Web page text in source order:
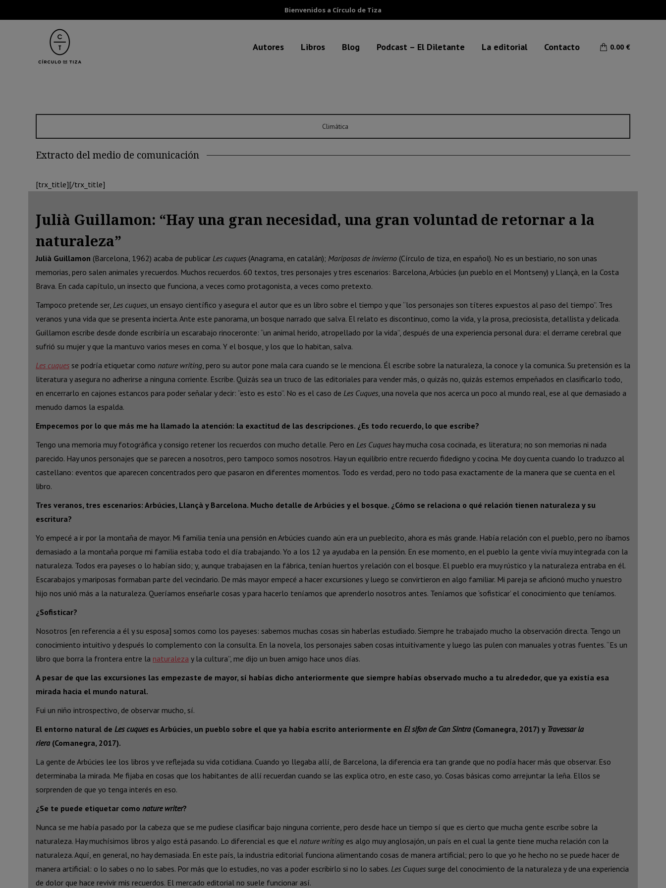
Bienvenidos a Círculo de Tiza
Autores Libros Blog Podcast – El Diletante La editorial Contacto 0.00 €
Climática
Extracto del medio de comunicación
[trx_title][/trx_title]
Julià Guillamon: “Hay una gran necesidad, una gran voluntad de retornar a la
naturaleza”
Julià Guillamon (Barcelona, 1962) acaba de publicar Les cuques (Anagrama, en catalán); Mariposas de invierno (Círculo de tiza, en español). No es un bestiario, no son unas
memorias, pero salen animales y recuerdos. Muchos recuerdos. 60 textos, tres personajes y tres escenarios: Barcelona, Arbúcies (un pueblo en el Montseny) y Llançà, en la Costa
Brava. En cada capítulo, un insecto que funciona, a veces como protagonista, a veces como pretexto.
Tampoco pretende ser, Les cuques , un ensayo científico y asegura el autor que es un libro sobre el tiempo y que “los personajes son títeres expuestos al paso del tiempo”. Tres
veranos y una vida que se presenta incierta. Ante este panorama, un bosque narrado que salva. El relato es discontinuo, como la vida, y la prosa, preciosista, detallista y delicada.
Guillamon escribe desde donde escribiría un escarabajo rinoceronte: “un animal herido, atropellado por la vida”, después de una experiencia personal dura: el derrame cerebral que
sufrió su mujer y que la mantuvo varios meses en coma. Y el bosque, y los que lo habitan, salva.
Les cuques se podría etiquetar como nature writing , pero su autor pone mala cara cuando se le menciona. Él escribe sobre la naturaleza, la conoce y la comunica. Su pretensión es la
literatura y asegura no adherirse a ninguna corriente. Escribe. Quizás sea un truco de las editoriales para vender más, o quizás no, quizás estemos empeñados en clasificarlo todo,
en encerrarlo en cajones estancos para poder señalar y decir: “esto es esto”. No es el caso de Les Cuques , una novela que nos acerca un poco al mundo real, ese al que demasiado a
menudo damos la espalda.
Empecemos por lo que más me ha llamado la atención: la exactitud de las descripciones. ¿Es todo recuerdo, lo que escribe?
Tengo una memoria muy fotográfica y consigo retener los recuerdos con mucho detalle. Pero en Les Cuques hay mucha cosa cocinada, es literatura; no son memorias ni nada
parecido. Hay unos personajes que se parecen a nosotros, pero tampoco somos nosotros. Hay un equilibrio entre recuerdo fidedigno y cocina. Me doy cuenta cuando lo traduzco al
castellano: eventos que aparecen concentrados pero que pasaron en diferentes momentos. Todo es verdad, pero no todo pasa exactamente de la manera que se cuenta en el
libro.
Tres veranos, tres escenarios: Arbúcies, Llançà y Barcelona. Mucho detalle de Arbúcies y el bosque. ¿Cómo se relaciona o qué relación tienen naturaleza y su
escritura?
Yo empecé a ir por la montaña de mayor. Mi familia tenía una pensión en Arbúcies cuando aún era un pueblecito, ahora es más grande. Había relación con el pueblo, pero no íbamos
demasiado a la montaña porque mi familia estaba todo el día trabajando. Yo a los 12 ya ayudaba en la pensión. En ese momento, en el pueblo la gente vivía muy integrada con la
naturaleza. Todos era payeses o lo habían sido; y, aunque trabajasen en la fábrica, tenían huertos y relación con el bosque. El pueblo era muy rústico y la naturaleza entraba en él.
Escarabajos y mariposas formaban parte del vecindario. De más mayor empecé a hacer excursiones y luego se convirtieron en algo familiar. Mi pareja se aficionó mucho y nuestro
hijo nos unió más a la naturaleza. Queríamos enseñarle cosas y para hacerlo teníamos que aprenderlo nosotros antes. Teníamos que ‘sofisticar’ el conocimiento que teníamos.
¿Sofisticar?
Nosotros [en referencia a él y su esposa] somos como los payeses: sabemos muchas cosas sin haberlas estudiado. Siempre he trabajado mucho la observación directa. Tengo un
conocimiento intuitivo y después lo complemento con la consulta. En la novela, los personajes saben cosas intuitivamente y luego las pulen con manuales y otras fuentes. “Es un
libro que borra la frontera entre la naturaleza y la cultura”, me dijo un buen amigo hace unos días.
A pesar de que las excursiones las empezaste de mayor, sí habías dicho anteriormente que siempre habías observado mucho a tu alrededor, que ya existía esa
mirada hacia el mundo natural.
Fui un niño introspectivo, de observar mucho, sí.
El entorno natural de Les cuqueses Arbúcies, un pueblo sobre el que ya había escrito anteriormente en El sifon de Can Sintra (Comanegra, 2017) y Travessar la
riera (Comanegra, 2017).
La gente de Arbúcies lee los libros y ve reflejada su vida cotidiana. Cuando yo llegaba allí, de Barcelona, la diferencia era tan grande que no podía hacer más que observar. Eso
determinaba la mirada. Me fijaba en cosas que los habitantes de allí recuerdan cuando se las explica otro, en este caso, yo. Cosas básicas como arrejuntar la leña. Ellos se
sorprenden de que yo tenga interés en eso.
¿Se te puede etiquetar como nature writer?
Nunca se me había pasado por la cabeza que se me pudiese clasificar bajo ninguna corriente, pero desde hace un tiempo sí que es cierto que mucha gente escribe sobre la
naturaleza. Hay muchísimos libros y algo está pasando. Lo diferencial es que el nature writing es algo muy anglosajón, un país en el cual la gente tiene mucha relación con la
naturaleza. Aquí, en general, no hay demasiada. En este país, la industria editorial funciona alimentando cosas de manera artificial; pero lo que yo he hecho no se puede hacer de
manera artificial: o lo sabes o no lo sabes. Por más que lo estudies, no vas a poder escribirlo si no lo sabes. Les Cuques surge del conocimiento de la naturaleza y de una experiencia
de dolor que hace revivir mis recuerdos. El mercado editorial no suele funcionar así.